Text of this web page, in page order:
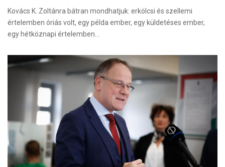
Kovács K. Zoltánra bátran mondhatjuk: erkölcsi és szellemi
értelemben óriás volt, egy példa ember, egy küldetéses ember,
egy hétköznapi értelemben…